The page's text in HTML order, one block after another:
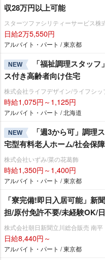
収28万円以上可能
スターツファシリティーサービス株
日給2万5,550円
アルバイト・パート / 東京都
NEW
「福祉調理スタッ
ス付き高齢者向け住宅
株式会社ライフデザイン/ライフシッ
時給1,075円～1,125円
アルバイト・パート / 北海道
NEW
「週3から可」調理
宅型有料老人ホーム/社会保
株式会社いずみ/菜の花葛飾
時給1,350円～1,400円
アルバイト・パート / 東京都
「寮完備!即日入居可能」新
担/原付免許不要/未経験OK/
株式会社朝日新聞立川総合販売 南平
日給8,440円～
アルバイト・パート / 東京都